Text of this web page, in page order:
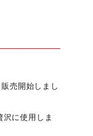
売開始しまし
に使用しま